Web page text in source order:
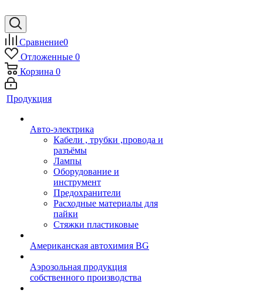
Сравнение0
Отложенные 0
Корзина 0
Продукция
Авто-электрика
Кабели , трубки ,провода и
разъёмы
Лампы
Оборудование и
инструмент
Предохранители
Расходные материалы для
пайки
Стяжки пластиковые
Американская автохимия BG
Аэрозольная продукция
собственного производства